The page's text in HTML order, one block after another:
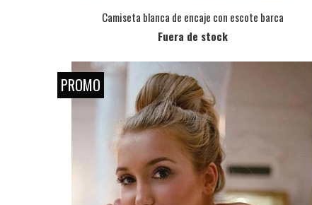
Camiseta blanca de encaje con escote barca
Fuera de stock
PROMO